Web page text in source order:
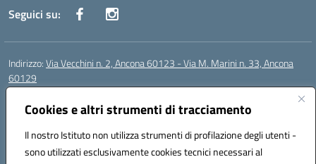
Cookies e altri strumenti di tracciamento
Il nostro Istituto non utilizza strumenti di profilazione degli utenti -
sono utilizzati esclusivamente cookies tecnici necessari al
Seguici su:
Indirizzo:Via Vecchini n. 2, Ancona 60123 - Via M. Marini n. 33, Ancona
60129
Centralino:
Posta elettronica certificata (PEC):anis01200g@pec.istruzione.it
Codice fiscale: 93122280428
Codice meccanografico:ANIS01200G